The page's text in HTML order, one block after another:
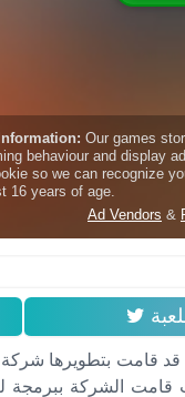
فى اخر عام 2015 , حيث